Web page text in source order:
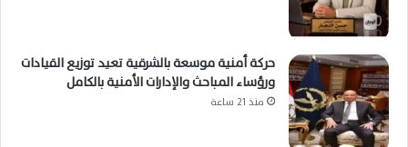
حركة أمنية موسعة بالشرقية تعيد توزيع القيادات
ورؤساء المباحث والإدارات الأمنية بالكامل
منذ 21 ساعة